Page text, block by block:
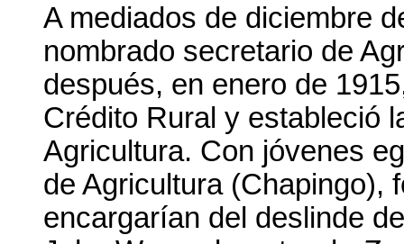
A mediados de diciembre
nombrado secretario de
después, en enero de
Crédito Rural y estableció
Agricultura. Con jóvenes
de Agricultura (Chapingo),
encargarían del deslinde